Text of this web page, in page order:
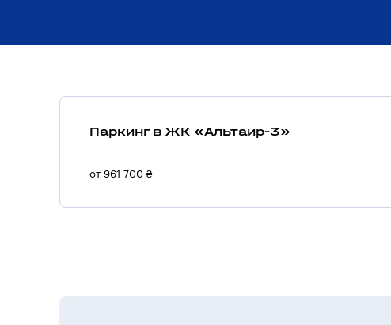
Паркинг в ЖК «Альтаир-3»
от 961 700 ₴